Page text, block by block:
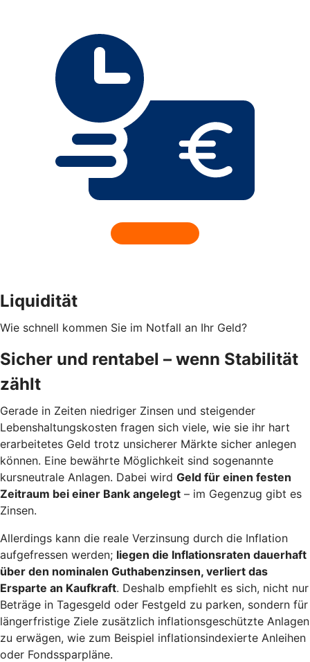
Liquidität
Wie schnell kommen Sie im Notfall an Ihr Geld?
Sicher und rentabel – wenn Stabilität
zählt
Gerade in Zeiten niedriger Zinsen und steigender
Lebenshaltungskosten fragen sich viele, wie sie ihr hart
erarbeitetes Geld trotz unsicherer Märkte sicher anlegen
können. Eine bewährte Möglichkeit sind sogenannte
kursneutrale Anlagen. Dabei wird Geld für einen festen
Zeitraum bei einer Bank angelegt – im Gegenzug gibt es
Zinsen.
Allerdings kann die reale Verzinsung durch die Inflation
aufgefressen werden; liegen die Inflationsraten dauerhaft
über den nominalen Guthabenzinsen, verliert das
Ersparte an Kaufkraft. Deshalb empfiehlt es sich, nicht nur
Beträge in Tagesgeld oder Festgeld zu parken, sondern für
längerfristige Ziele zusätzlich inflationsgeschützte Anlagen
zu erwägen, wie zum Beispiel inflationsindexierte Anleihen
oder Fondssparpläne.